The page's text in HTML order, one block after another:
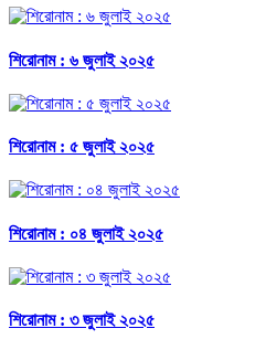
শিরোনাম : ৬ জুলাই ২০২৫
শিরোনাম : ৫ জুলাই ২০২৫
শিরোনাম : ০৪ জুলাই ২০২৫
শিরোনাম : ৩ জুলাই ২০২৫